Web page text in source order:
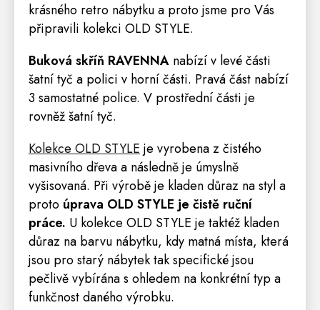
krásného retro nábytku a proto jsme pro Vás
připravili kolekci OLD STYLE.
Buková skříň RAVENNA nabízí v levé části
šatní tyč a polici v horní části. Pravá část nabízí
3 samostatné police. V prostřední části je
rovněž šatní tyč.
Kolekce OLD STYLE je vyrobena z čistého
masivního dřeva a následně je úmyslně
vyšisovaná. Při výrobě je kladen důraz na styl a
proto úprava OLD STYLE je čistě ruční
práce. U kolekce OLD STYLE je taktéž kladen
důraz na barvu nábytku, kdy matná místa, která
jsou pro starý nábytek tak specifické jsou
pečlivě vybírána s ohledem na konkrétní typ a
funkčnost daného výrobku.